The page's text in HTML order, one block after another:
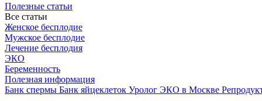
Полезные статьи
Все статьи
Женское бесплодие
Мужское бесплодие
Лечение бесплодия
ЭКО
Беременность
Полезная информация
Банк спермы Банк яйцеклеток Уролог ЭКО в Москве